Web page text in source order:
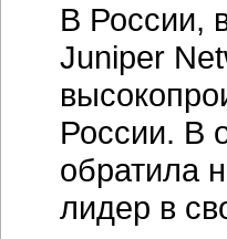
В России,
Juniper
России. В
обратила
лидер в